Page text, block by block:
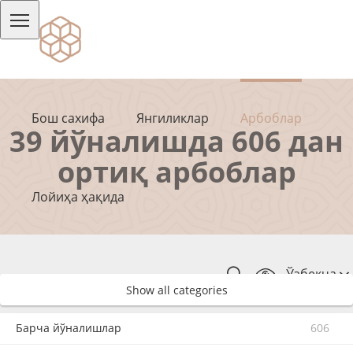
Бош сахифа Янгиликлар Арбоблар
Лойиҳа ҳақида
Ўзбекча
39 йўналишда 606 дан
ортиқ арбоблар
Show all categories
Барча йўналишлар 606